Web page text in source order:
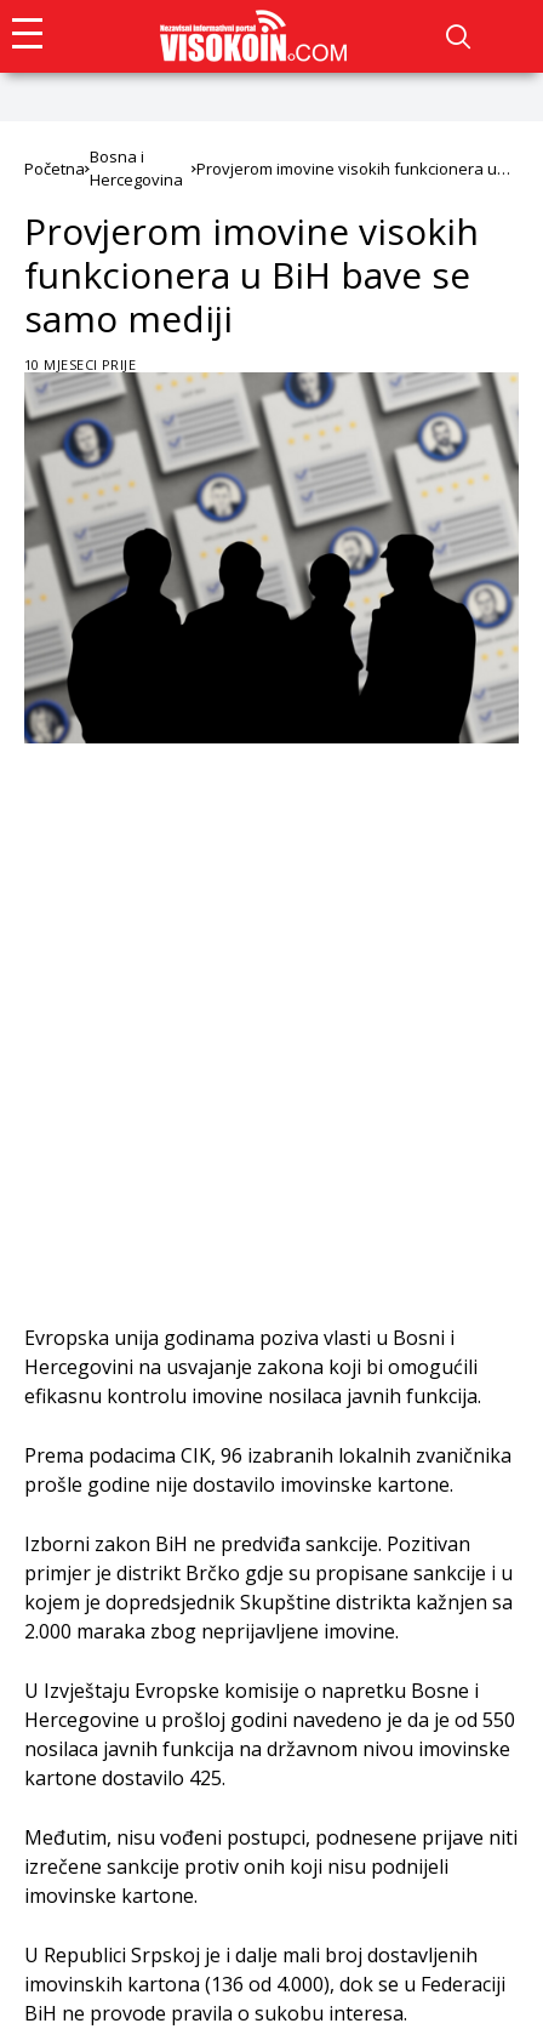
Početna
Bosna i
Hercegovina
Provjerom imovine visokih funkcionera u
Provjerom imovine visokih
funkcionera u BiH bave se
samo mediji
10 MJESECI PRIJE
Evropska unija godinama poziva vlasti u Bosni i
Hercegovini na usvajanje zakona koji bi omogućili
efikasnu kontrolu imovine nosilaca javnih funkcija.
Prema podacima CIK, 96 izabranih lokalnih zvaničnika
prošle godine nije dostavilo imovinske kartone.
Izborni zakon BiH ne predviđa sankcije. Pozitivan
primjer je distrikt Brčko gdje su propisane sankcije i u
kojem je dopredsjednik Skupštine distrikta kažnjen sa
2.000 maraka zbog neprijavljene imovine.
U Izvještaju Evropske komisije o napretku Bosne i
Hercegovine u prošloj godini navedeno je da je od 550
nosilaca javnih funkcija na državnom nivou imovinske
kartone dostavilo 425.
Međutim, nisu vođeni postupci, podnesene prijave niti
izrečene sankcije protiv onih koji nisu podnijeli
imovinske kartone.
U Republici Srpskoj je i dalje mali broj dostavljenih
imovinskih kartona (136 od 4.000), dok se u Federaciji
BiH ne provode pravila o sukobu interesa.